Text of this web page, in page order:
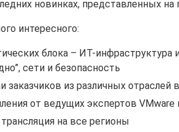
новинках, представленных
интересного:
блока – ИТ-
сети и безопасность
заказчиков из различных
от ведущих экспертов
на все регионы